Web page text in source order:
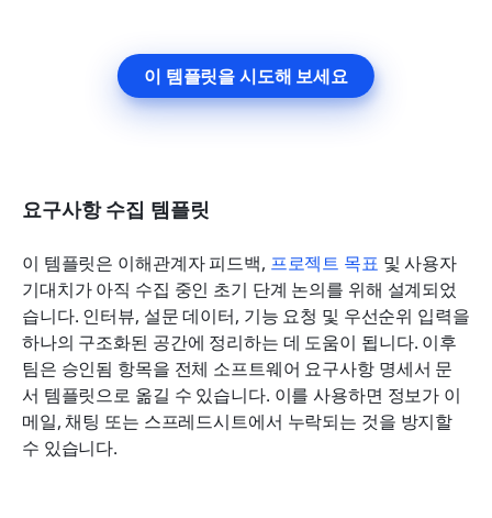
이 템플릿을 시도해 보세요
요구사항 수집 템플릿
이 템플릿은 이해관계자 피드백, 프로젝트 목표 및 사용자
기대치가 아직 수집 중인 초기 단계 논의를 위해 설계되었
습니다. 인터뷰, 설문 데이터, 기능 요청 및 우선순위 입력을
하나의 구조화된 공간에 정리하는 데 도움이 됩니다. 이후
팀은 승인됨 항목을 전체 소프트웨어 요구사항 명세서 문
서 템플릿으로 옮길 수 있습니다. 이를 사용하면 정보가 이
메일, 채팅 또는 스프레드시트에서 누락되는 것을 방지할
수 있습니다.